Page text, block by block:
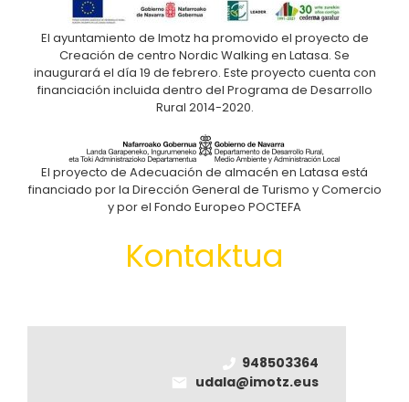
El ayuntamiento de Imotz ha promovido el proyecto de
Creación de centro Nordic Walking en Latasa. Se
inaugurará el día 19 de febrero. Este proyecto cuenta con
financiación incluida dentro del Programa de Desarrollo
Rural 2014-2020.
El proyecto de Adecuación de almacén en Latasa está
financiado por la Dirección General de Turismo y Comercio
y por el Fondo Europeo POCTEFA
Kontaktua
948503364
udala@imotz.eus